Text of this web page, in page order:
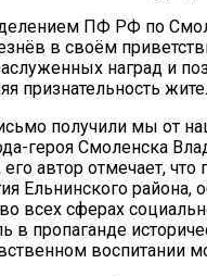
ПФ РФ по
в своём
наград и
признательность
получили мы от
героя Смоленска
его автор отмечает,
Ельнинского района,
всех сферах
в пропаганде
воспитании